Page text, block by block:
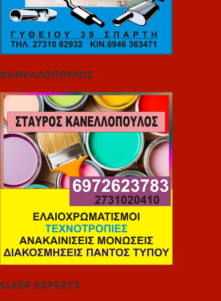
ΚΑΝΕΛΛΟΠΟΥΛΟΣ
SLEEP EXPERTS